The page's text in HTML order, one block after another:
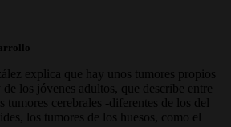
explica que hay unos tumores propios
los jóvenes adultos, que describe entre
tumores cerebrales -diferentes de los del
los tumores de los huesos, como el